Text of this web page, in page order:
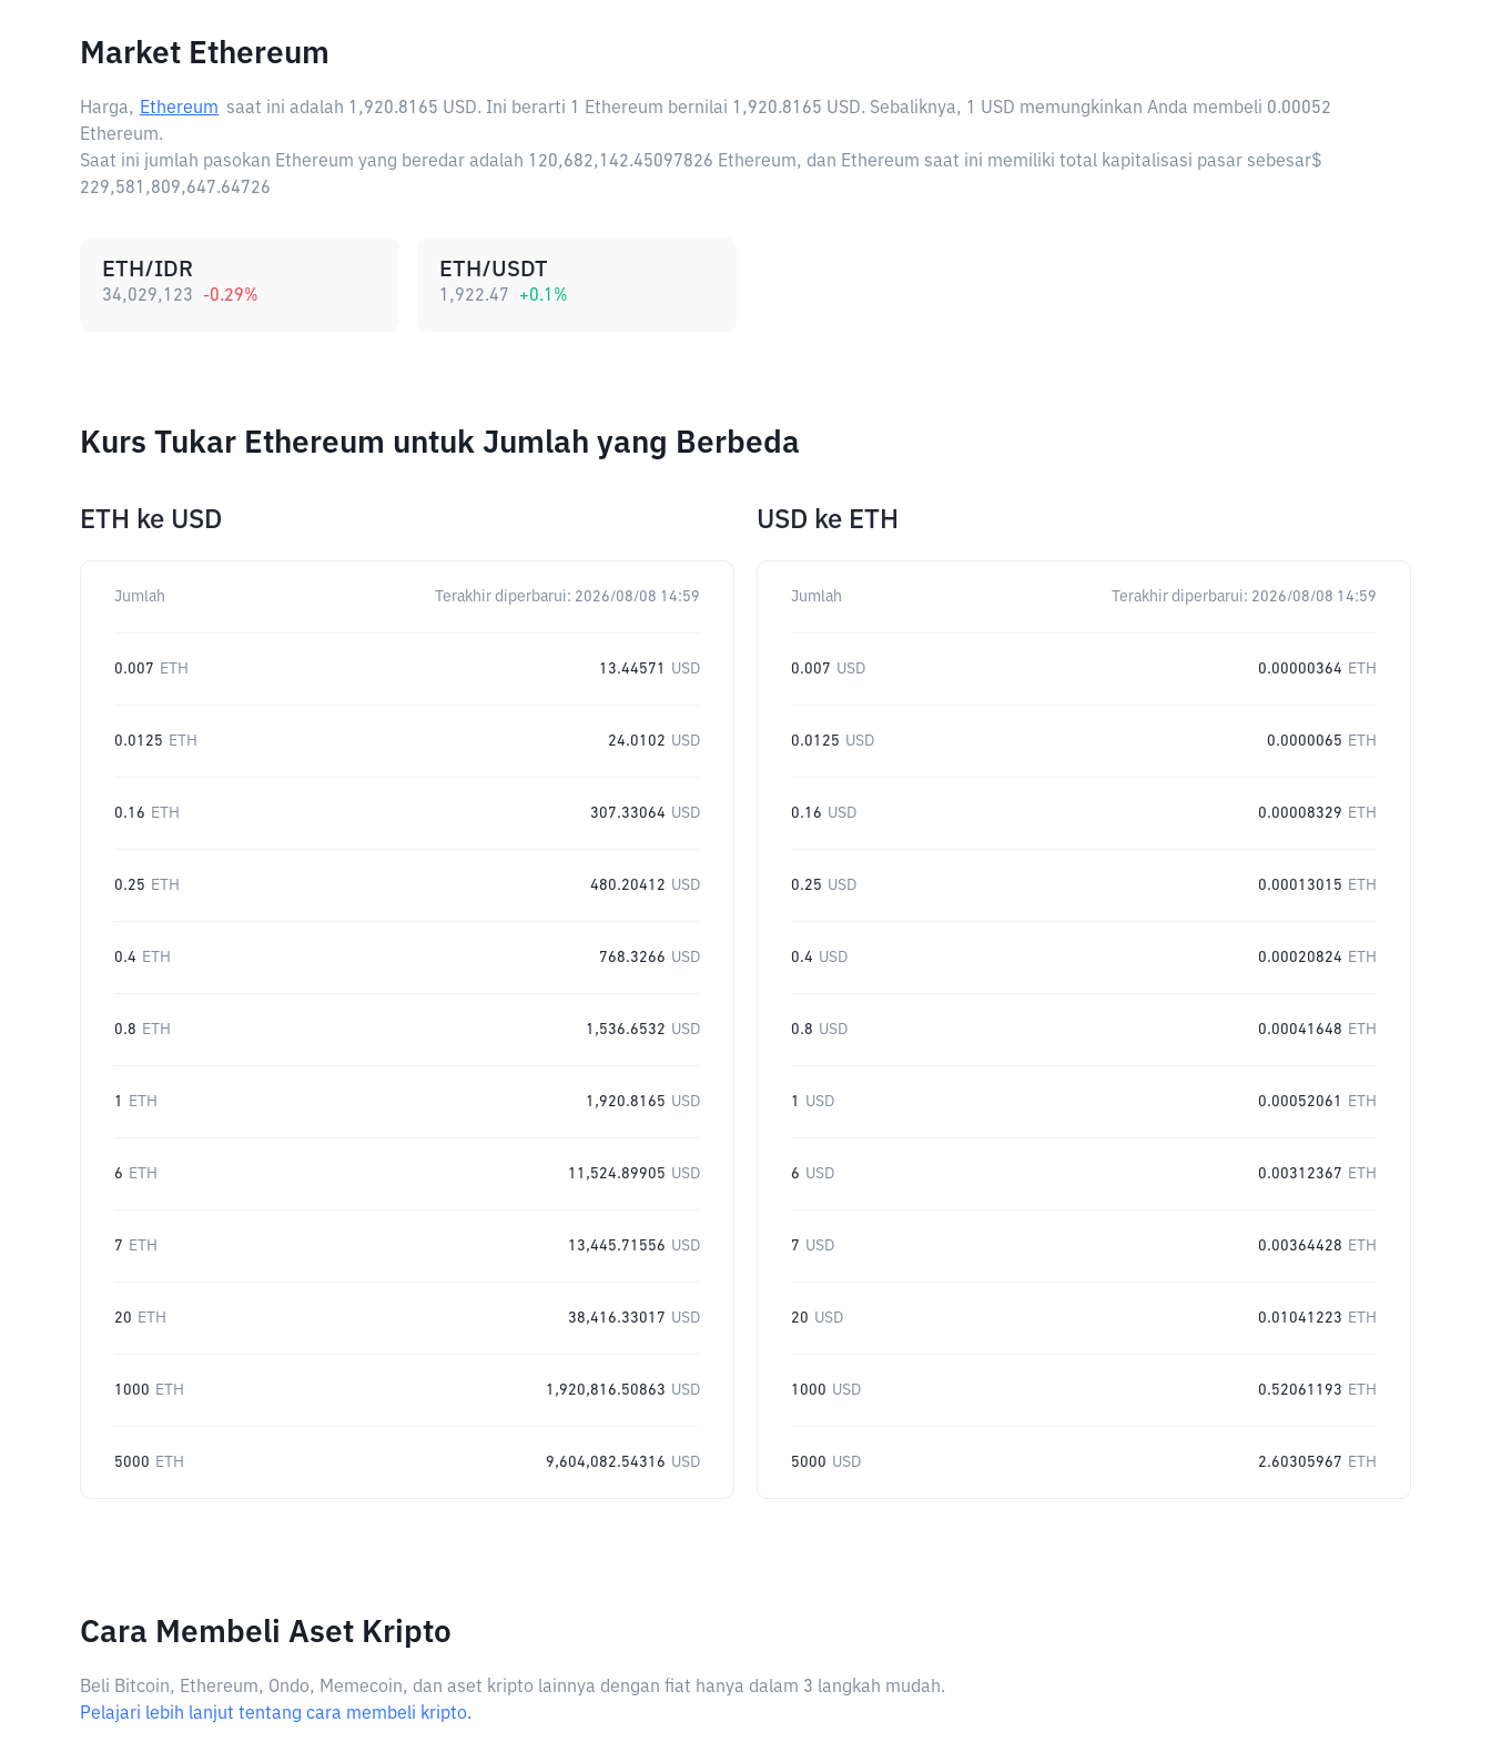
Market Ethereum
Harga, Ethereum saat ini adalah 1,920.8165 USD. Ini berarti 1 Ethereum bernilai 1,920.8165 USD. Sebaliknya, 1 USD memungkinkan Anda membeli 0.00052
Ethereum.
Saat ini jumlah pasokan Ethereum yang beredar adalah 120,682,142.45097826 Ethereum, dan Ethereum saat ini memiliki total kapitalisasi pasar sebesar$
229,581,809,647.64726
ETH/IDR
34,029,123 -0.29%
ETH/USDT
1,922.47 +0.1 %
Kurs Tukar Ethereum untuk Jumlah yang Berbeda
ETH ke USD
Jumlah Terakhir diperbarui: 2026/08/08 14:59
0.007 ETH 13.44571 USD
0.0125 ETH 24.0102 USD
0.16 ETH 307.33064 USD
0.25 ETH 480.20412 USD
0.4 ETH 768.3266 USD
0.8 ETH 1,536.6532 USD
1 ETH 1,920.8165 USD
6 ETH 11,524.89905 USD
7 ETH 13,445.71556 USD
20 ETH 38,416.33017 USD
1000 ETH 1,920,816.50863 USD
5000 ETH 9,604,082.54316 USD
USD ke ETH
Jumlah Terakhir diperbarui: 2026/08/08 14:59
0.007 USD 0.00000364 ETH
0.0125 USD 0.0000065 ETH
0.16 USD 0.00008329 ETH
0.25 USD 0.00013015 ETH
0.4 USD 0.00020824 ETH
0.8 USD 0.00041648 ETH
1 USD 0.00052061 ETH
6 USD 0.00312367 ETH
7 USD 0.00364428 ETH
20 USD 0.01041223 ETH
1000 USD 0.52061193 ETH
5000 USD 2.60305967 ETH
Cara Membeli Aset Kripto
Beli Bitcoin, Ethereum, Ondo, Memecoin, dan aset kripto lainnya dengan fiat hanya dalam 3 langkah mudah.
Pelajari lebih lanjut tentang cara membeli kripto.